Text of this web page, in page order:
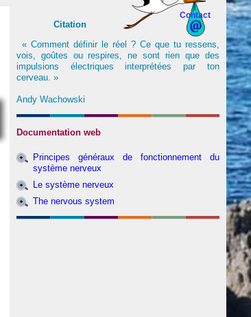
Contact
Citation
« Comment définir le réel ? Ce que tu ressens,
vois, goûtes ou respires, ne sont rien que des
impulsions électriques interprétées par ton
cerveau. »
Andy Wachowski
Documentation web
Principes généraux de fonctionnement du
système nerveux
Le système nerveux
The nervous system